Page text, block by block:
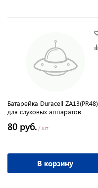
Батарейка Duracell ZA13(PR48)
для слуховых аппаратов
80 руб. / шт
В корзину